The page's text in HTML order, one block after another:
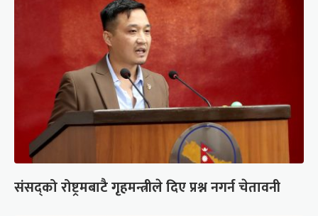
संसद्को रोष्ट्रमबाटै गृहमन्त्रीले दिए प्रश्न नगर्न चेतावनी